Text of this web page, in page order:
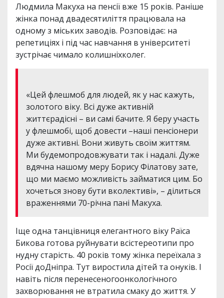
Людмила Макуха на пенсії вже 15 років. Раніше
жінка понад двадесятиліття працювала на
одному з міських заводів. Розповідає: на
репетиціях і під час навчання в університеті
зустрічає чимало колишніхколег.
«Цей флешмоб для людей, як у нас кажуть,
золотого віку. Всі дуже активній
життєрадісні – ви самі бачите. Я беру участь
у флешмобі, щоб довести –наші пенсіонери
дуже активні. Вони живуть своїм життям.
Ми будемопродовжувати так і надалі. Дуже
вдячна нашому меру Борису Філатову зате,
що ми маємо можливість займатися цим. Бо
хочеться знову бути вколективі», – ділиться
враженнями 70-річна пані Макуха.
Іще одна танцівниця елегантного віку Раїса
Бикова готова руйнувати всістереотипи про
нудну старість. 40 років тому жінка переїхала з
Росії доДніпра. Тут виростила дітей та онуків. І
навіть після перенесеногоонкологічного
захворювання не втратила смаку до життя. У